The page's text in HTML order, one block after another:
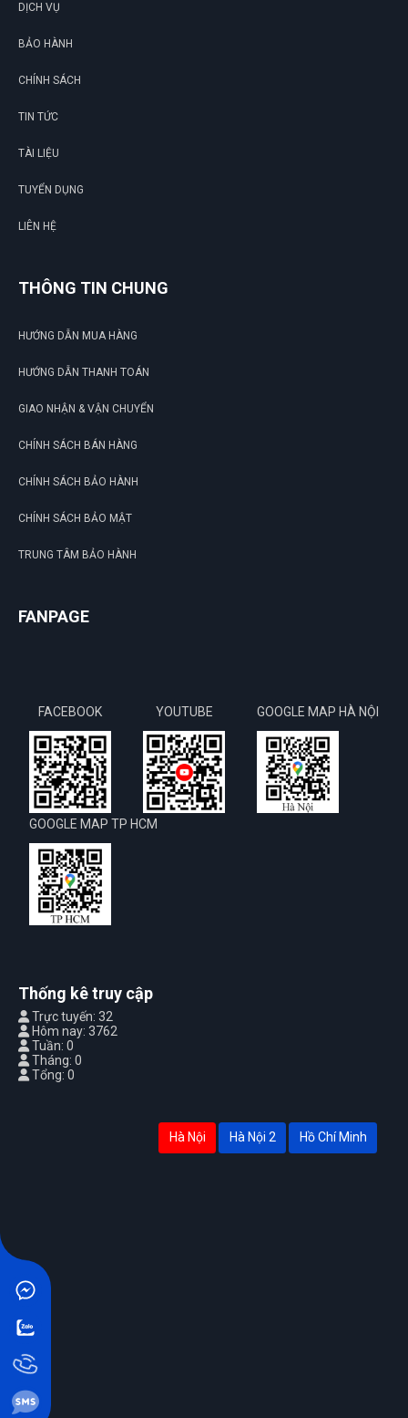
DỊCH VỤ
BẢO HÀNH
CHÍNH SÁCH
TIN TỨC
TÀI LIỆU
TUYỂN DỤNG
LIÊN HỆ
THÔNG TIN CHUNG
HƯỚNG DẪN MUA HÀNG
HƯỚNG DẪN THANH TOÁN
GIAO NHẬN & VẬN CHUYỂN
CHÍNH SÁCH BÁN HÀNG
CHÍNH SÁCH BẢO HÀNH
CHÍNH SÁCH BẢO MẬT
TRUNG TÂM BẢO HÀNH
FANPAGE
FACEBOOK YOUTUBE GOOGLE MAP HÀ NỘI
GOOGLE MAP TP HCM
Thống kê truy cập
Trực tuyến: 32
Hôm nay: 3762
Tuần: 0
Tháng: 0
Tổng: 0
Hà Nội Hà Nội 2 Hồ Chí Minh